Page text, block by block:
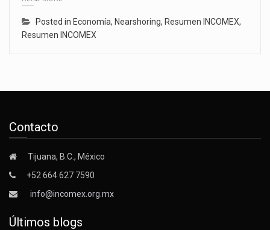
Posted in Economía, Nearshoring, Resumen INCOMEX,
Resumen INCOMEX
Contacto
Tijuana, B.C., México
+52 664 627 7590
info@incomex.org.mx
Últimos blogs